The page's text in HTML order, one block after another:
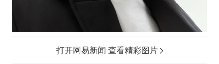
打开网易新闻 查看精彩图片